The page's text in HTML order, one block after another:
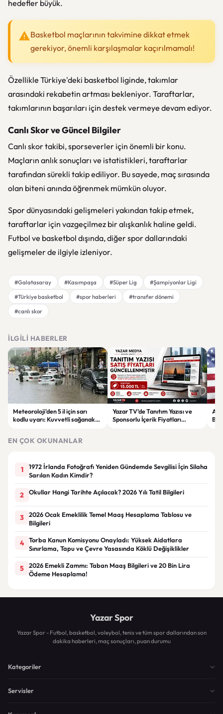
hedefler büyük.
Basketbol maçlarının takvimine dikkat etmek
gerekiyor, önemli karşılaşmalar kaçırılmamalı!
Özellikle Türkiye'deki basketbol liginde, takımlar
arasındaki rekabetin artması bekleniyor. Taraftarlar,
takımlarının başarıları için destek vermeye devam ediyor.
Canlı Skor ve Güncel Bilgiler
Canlı skor takibi, sporseverler için önemli bir konu.
Maçların anlık sonuçları ve istatistikleri, taraftarlar
tarafından sürekli takip ediliyor. Bu sayede, maç sırasında
olan biteni anında öğrenmek mümkün oluyor.
Spor dünyasındaki gelişmeleri yakından takip etmek,
taraftarlar için vazgeçilmez bir alışkanlık haline geldi.
Futbol ve basketbol dışında, diğer spor dallarındaki
gelişmeler de ilgiyle izleniyor.
#Galatasaray #Kasımpaşa #Süper Lig
#Şampiyonlar Ligi
#Türkiye basketbol
#spor haberleri
#transfer dönemi
#canlı skor
İLGILI HABERLER
Meteoroloji'den 5 il için sarı
kodlu uyarı: Kuvvetli sağanak
Yazar TV’de Tanıtım Yazısı ve
Sponsorlu İçerik Fiyatları
EN ÇOK OKUNANLAR
1
1972 İrlanda Fotoğrafı Yeniden Gündemde Sevgilisi İçin Silaha
Sarılan Kadın Kimdir?
2 Okullar Hangi Tarihte Açılacak? 2026 Yılı Tatil Bilgileri
3
2026 Ocak Emeklilik Temel Maaş Hesaplama Tablosu ve
Bilgileri
4
Torba Kanun Komisyonu Onayladı: Yüksek Aidatlara
Sınırlama, Tapu ve Çevre Yasasında Köklü Değişiklikler
5
2026 Emekli Zammı: Taban Maaş Bilgileri ve 20 Bin Lira
Ödeme Hesaplama!
Yazar Spor
Yazar Spor - Futbol, basketbol, voleybol, tenis ve tüm spor dallarından son
dakika haberleri, maç sonuçları, puan durumu
Kategoriler
Servisler